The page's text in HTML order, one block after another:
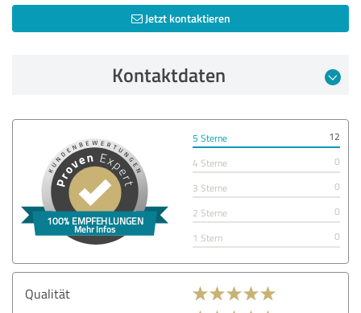
Jetzt kontaktieren
Kontaktdaten
5 Sterne
12
4 Sterne
0
3 Sterne
0
2 Sterne
0
1 Stern
0
Qualität